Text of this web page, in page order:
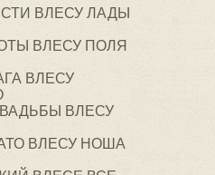
ВЛЕСУ ЛАДЫ
ВЛЕСУ ПОЛЯ
ВЛЕСУ
ВЛЕСУ
ВЛЕСУ НОША